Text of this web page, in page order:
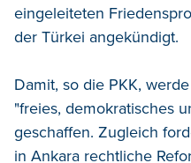
eingeleiteten
der Türkei angekündigt.
Damit, so die PKK,
"freies, demokratisches
geschaffen. Zugleich
in Ankara rechtliche